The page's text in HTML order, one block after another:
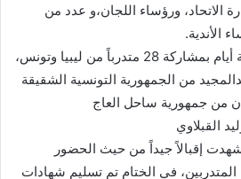
الاتحاد، ورؤساء اللجان،و عدد من
الأندية.
استمرت الدورة لمدة تسعة أيام بمشاركة 28 متدرباً من ليبيا وتونس،
من الجمهورية التونسية الشقيقة
من جمهورية ساحل العاج
القبلاوي
شهدت إقبالاً جيداً من حيث الحضور
المتدربين، في الختام تم تسليم شهادات